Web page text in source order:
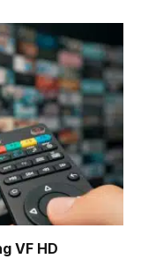
VF HD